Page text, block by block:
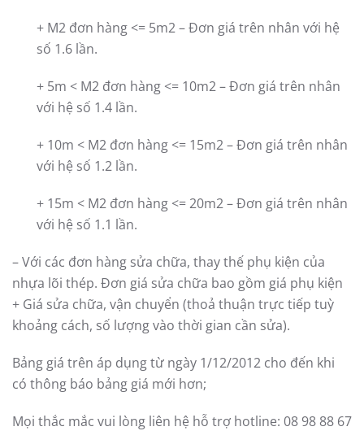
+ M2 đơn hàng <= 5m2 – Đơn giá trên nhân với hệ
số 1.6 lần.
+ 5m < M2 đơn hàng <= 10m2 – Đơn giá trên nhân
với hệ số 1.4 lần.
+ 10m < M2 đơn hàng <= 15m2 – Đơn giá trên nhân
với hệ số 1.2 lần.
+ 15m < M2 đơn hàng <= 20m2 – Đơn giá trên nhân
với hệ số 1.1 lần.
– Với các đơn hàng sửa chữa, thay thế phụ kiện của
nhựa lõi thép. Đơn giá sửa chữa bao gồm giá phụ kiện
+ Giá sửa chữa, vận chuyển (thoả thuận trực tiếp tuỳ
khoảng cách, số lượng vào thời gian cần sửa).
Bảng giá trên áp dụng từ ngày 1/12/2012 cho đến khi
có thông báo bảng giá mới hơn;
Mọi thắc mắc vui lòng liên hệ hỗ trợ hotline: 08 98 88 67